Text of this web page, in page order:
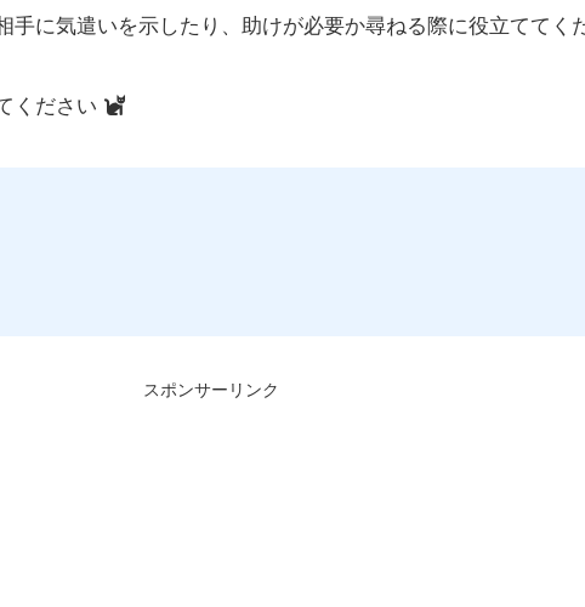
手に気遣いを示したり、助けが必要か尋ねる際に役立ててく
ください
スポンサーリンク